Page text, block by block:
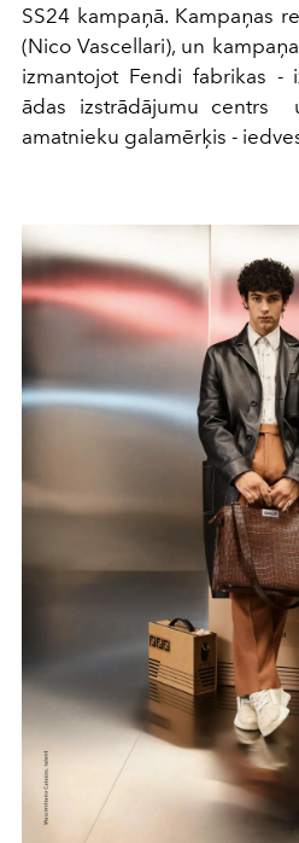
SS24 kampaņā. Kampaņas
(Nico Vascellari), un
izmantojot Fendi fabrikas -
ādas izstrādājumu centrs
amatnieku galamērķis -